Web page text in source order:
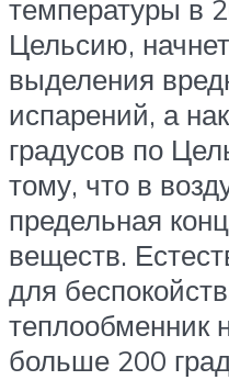
температуры в
Цельсию,
выделения
испарений, а
градусов по
тому, что в
предельная
веществ.
для
теплообменник
больше 200